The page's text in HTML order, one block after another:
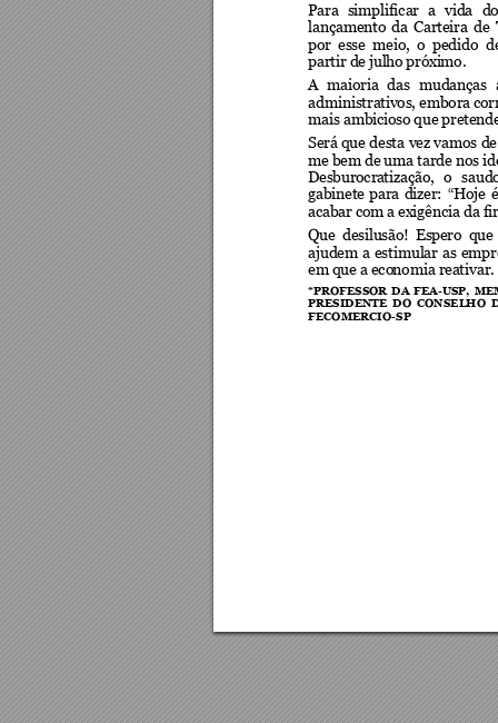
Para simplificar a vida
lançamento da Carteira de
por  esse  meio, o  pedido
partir de julho próximo.
A maioria das mudanças
administrativos, embora
mais ambicioso que pret
Será que desta vez vamos
me bem de uma tarde nos
Desburocratização, o
gabinete para dizer: “Hoje
acabar com a exigência da
Que  desilusão!  Espero  que
ajudem a estimular as
em que a economia reativar.
*PROFESSOR DA FEA-USP,
PRESIDENTE  DO  CONSELHO
FECOMERCIO-SP